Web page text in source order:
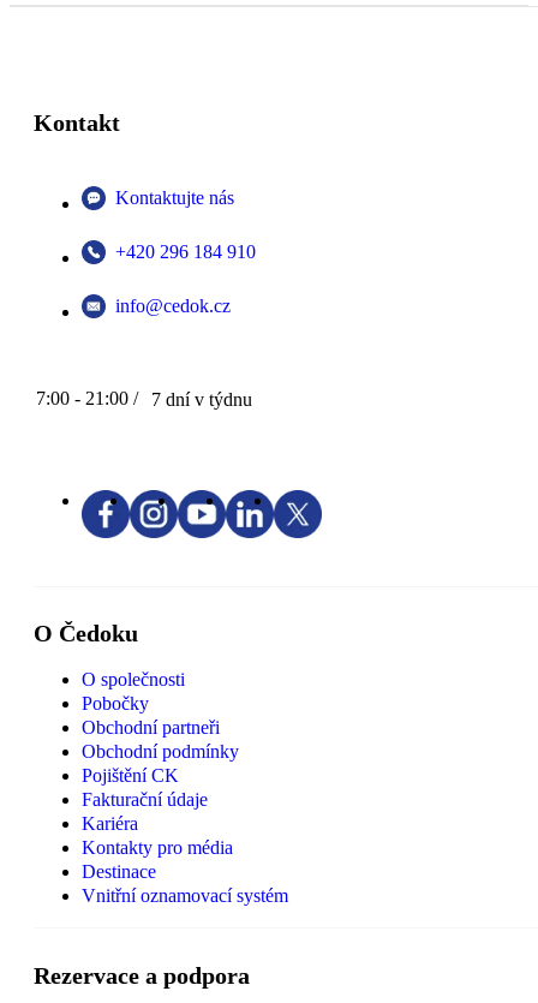
Kontakt
Kontaktujte nás
+420 296 184 910
info@cedok.cz
7:00 - 21:00 / 7 dní v týdnu
O Čedoku
O společnosti
Pobočky
Obchodní partneři
Obchodní podmínky
Pojištění CK
Fakturační údaje
Kariéra
Kontakty pro média
Destinace
Vnitřní oznamovací systém
Rezervace a podpora